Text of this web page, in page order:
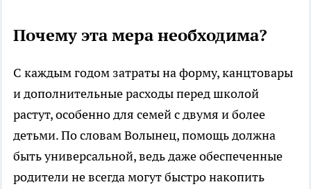
Почему эта мера необходима?
С каждым годом затраты на форму, канцтовары
и дополнительные расходы перед школой
растут, особенно для семей с двумя и более
детьми. По словам Волынец, помощь должна
быть универсальной, ведь даже обеспеченные
родители не всегда могут быстро накопить